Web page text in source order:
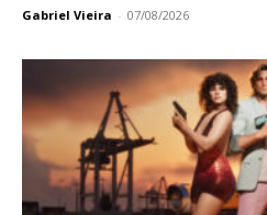
Gabriel Vieira - 07/08/2026